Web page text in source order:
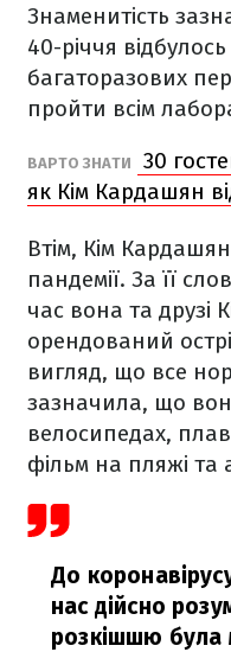
Знаменитість
40-річчя
багаторазових
пройти всім
ВАРТО ЗНАТИ
30
як Кім Кардашян
Втім, Кім
пандемії. За її
час вона та друзі
орендований
вигляд, що все
зазначила, що
велосипедах,
фільм на пляжі
До
нас дійсно
розкішшю була